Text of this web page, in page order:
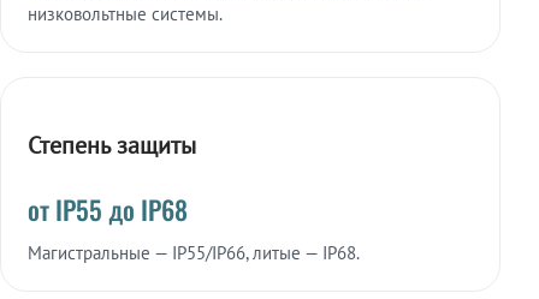
низковольтные системы.
Степень защиты
от IP55 до IP68
Магистральные — IP55/IP66, литые — IP68.